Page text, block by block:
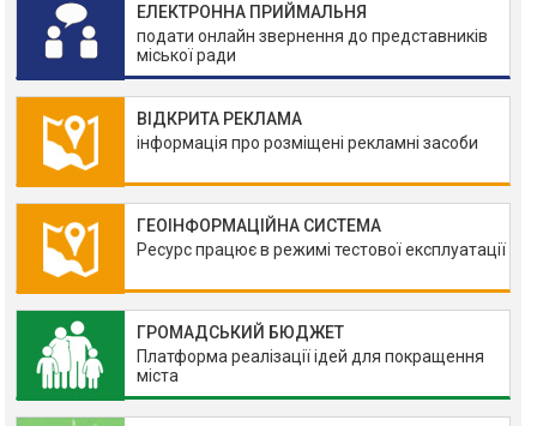
ЕЛЕКТРОННА ПРИЙМАЛЬНЯ
подати онлайн звернення до представників
міської ради
ВІДКРИТА РЕКЛАМА
інформація про розміщені рекламні засоби
ГЕОІНФОРМАЦІЙНА СИСТЕМА
Ресурс працює в режимі тестової експлуатації
ГРОМАДСЬКИЙ БЮДЖЕТ
Платформа реалізації ідей для покращення
міста